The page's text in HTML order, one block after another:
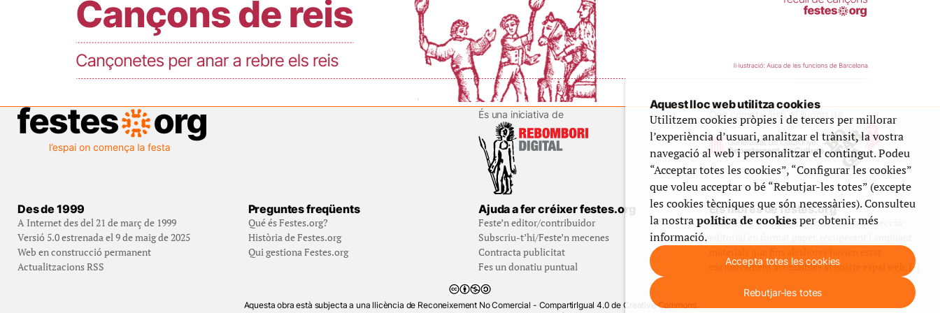
És una iniciativa de Que compta amb el suport de
Des de 1999
A Internet des del 21 de març de 1999
Versió 5.0 estrenada el 9 de maig de 2025
Web en construcció permanent
Actualitzacions RSS
Preguntes freqüents
Qué és Festes.org?
Història de Festes.org
Qui gestiona Festes.org
Ajuda a fer créixer festes.org
Feste’n editor/contribuidor
Subscriu-t’hi/Feste’n mecenes
Contracta publicitat
Fes un donatiu puntual
Els llibres de festes.org
L’any 2012 vam posar en marxa una col·lecció
exclusivament accessibles al nostre espai web. [+]
Aquesta obra està subjecta a una llicència de Reconeixement No Comercial - CompartirIgual 4.0 de Creative Commons
Aquest lloc web utilitza cookies
Utilitzem cookies pròpies i de tercers per millorar
l’experiència d’usuari, analitzar el trànsit, la vostra
navegació al web i personalitzar el contingut. Podeu
“Acceptar totes les cookies”, “Configurar les cookies”
que voleu acceptar o bé “Rebutjar-les totes” (excepte
les cookies tècniques que són necessàries). Consulteu
la nostrapolítica de cookiesper obtenir més
informació.
Accepta totes les cookies
Rebutjar-les totes